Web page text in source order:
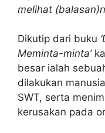
melihat
Dikutip dari buku
Meminta-minta’
besar ialah
dilakukan
SWT, serta
kerusakan pada